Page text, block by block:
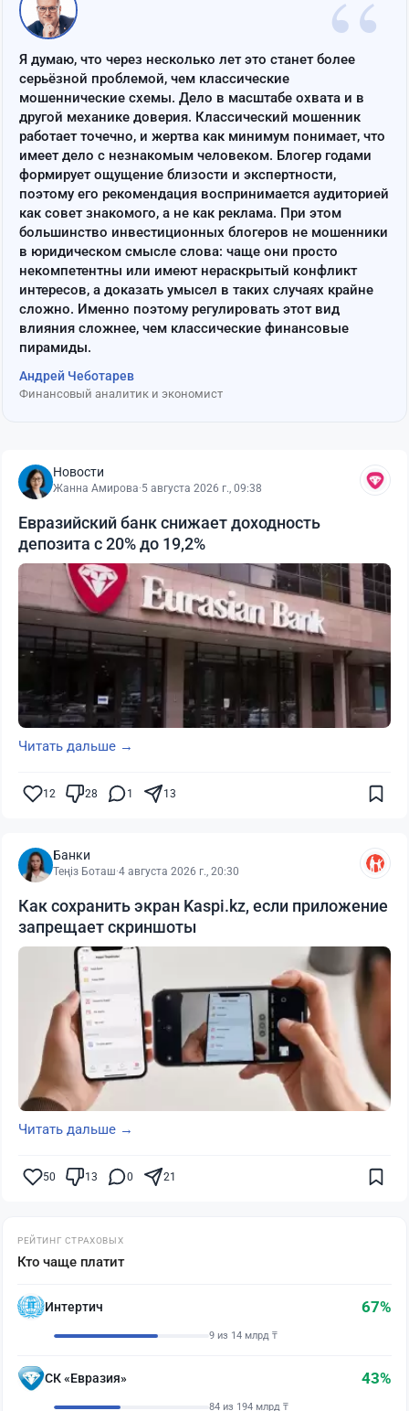
“
Я думаю, что через несколько лет это станет более
серьёзной проблемой, чем классические
мошеннические схемы. Дело в масштабе охвата и в
другой механике доверия. Классический мошенник
работает точечно, и жертва как минимум понимает, что
имеет дело с незнакомым человеком. Блогер годами
формирует ощущение близости и экспертности,
поэтому его рекомендация воспринимается аудиторией
как совет знакомого, а не как реклама. При этом
большинство инвестиционных блогеров не мошенники
в юридическом смысле слова: чаще они просто
некомпетентны или имеют нераскрытый конфликт
интересов, а доказать умысел в таких случаях крайне
сложно. Именно поэтому регулировать этот вид
влияния сложнее, чем классические финансовые
пирамиды.
Андрей Чеботарев
Финансовый аналитик и экономист
Новости
Жанна Амирова·5 августа 2026 г., 09:38
Евразийский банк снижает доходность
депозита с 20% до 19,2%
Читать дальше →
12 28 1 13
Банки
Теңіз Боташ·4 августа 2026 г., 20:30
Как сохранить экран Kaspi.kz, если приложение
запрещает скриншоты
Читать дальше →
50 13 0 21
РЕЙТИНГ СТРАХОВЫХ
Кто чаще платит
Интертич 67%
9 из 14 млрд ₸
СК «Евразия» 43%
84 из 194 млрд ₸